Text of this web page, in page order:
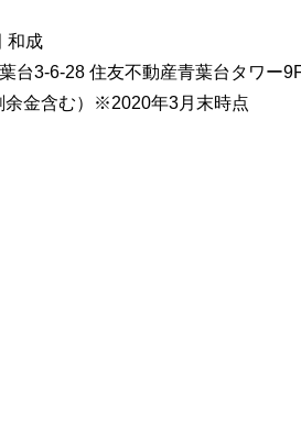
和成
台3-6-28 住友不動産青葉台タワー
余金含む）※2020年3月末時点